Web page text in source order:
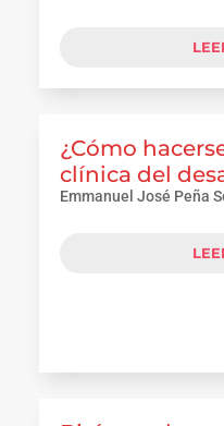
¿Cómo
clínica del
Emmanuel José Peña